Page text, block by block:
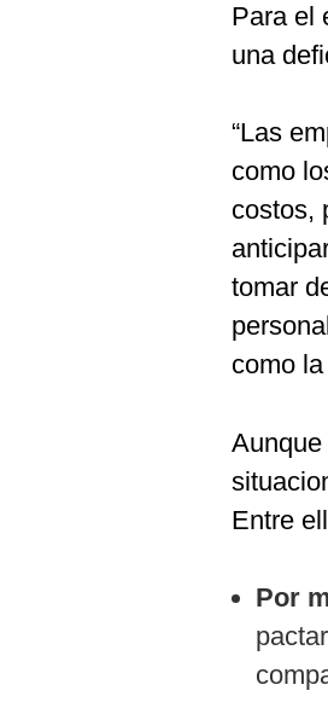
Para el
una
“Las
como
costos,
tomar
como
Entre
Por